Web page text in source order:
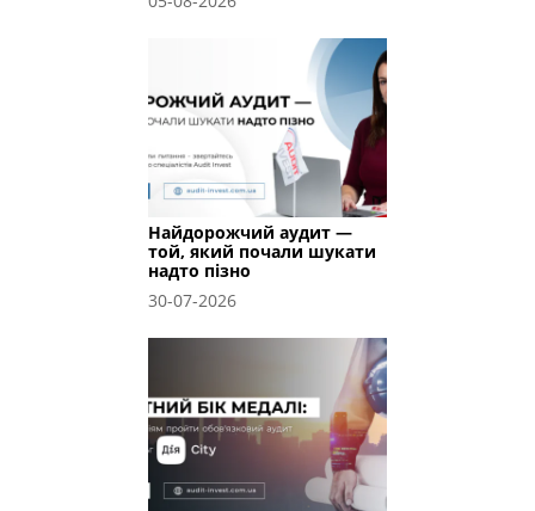
Найдорожчий аудит —
той, який почали шукати
надто пізно
30-07-2026